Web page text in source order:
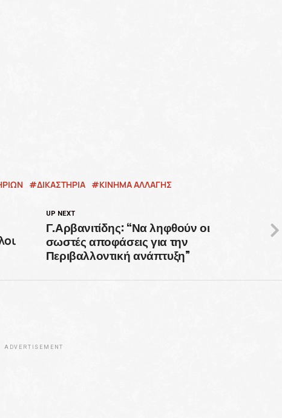
ΔΙΚΑΣΤΉΡΙΑ ΚΙΝΗΜΑ ΑΛΛΑΓΗΣ
UP NEXT
Γ.Αρβανιτίδης: “Να ληφθούν οι
σωστές αποφάσεις για την
Περιβαλλοντική ανάπτυξη”
ADVERTISEMENT